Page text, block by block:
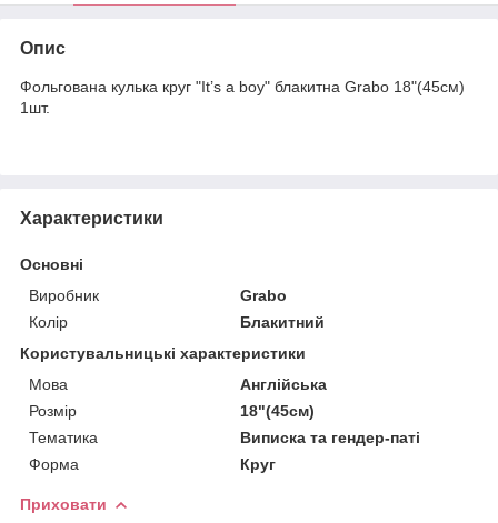
Опис
Фольгована кулька круг "It’s a boy" блакитна Grabo 18"(45см)
1шт.
Характеристики
Основні
Виробник
Grabo
Колір
Блакитний
Користувальницькі характеристики
Мова
Англійська
Розмір
18"(45см)
Тематика
Виписка та гендер-паті
Форма
Круг
Приховати